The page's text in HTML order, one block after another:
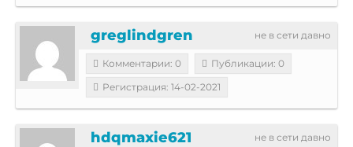
не в сети давно
greglindgren
Комментарии: 0
Публикации: 0
Регистрация: 14-02-2021
не в сети давно
hdqmaxie621